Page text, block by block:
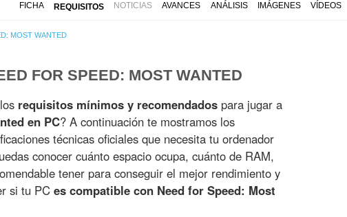
FICHA REQUISITOS NOTICIAS AVANCES ANÁLISIS IMÁGENES VÍDEOS
MOST WANTED
FOR SPEED: MOST WANTED
requisitos mínimos y recomendados para jugar a
en PC? A continuación te mostramos los
técnicas oficiales que necesita tu ordenador
conocer cuánto espacio ocupa, cuánto de RAM,
tener para conseguir el mejor rendimiento y
si tu PC es compatible con Need for Speed: Most